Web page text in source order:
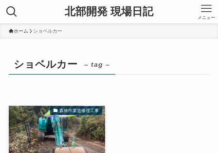
北部開発 現場日記 メニュー
ホーム ショベルカー
ショベルカー – tag –
森林作業道修理工事